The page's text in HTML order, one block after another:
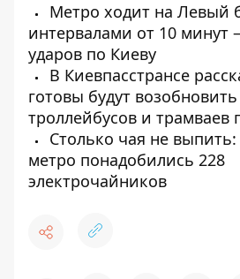
Метро ходит на Левый
интервалами от 10 минут
ударов по Киеву
В Киевпасстрансе
готовы будут
троллейбусов и трамваев
Столько чая не
метро понадобились 228
электрочайников